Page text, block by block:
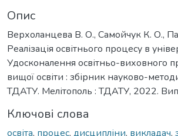
Опис
Верхоланцева В. О., Самойчук К. О.,
Реалізація освітнього процесу в
Удосконалення освітньо-виховного
вищої освіти : збірник науково-
ТДАТУ. Мелітополь : ТДАТУ, 2022.
Ключові слова
освіта, процес, дисципліни, викладач,